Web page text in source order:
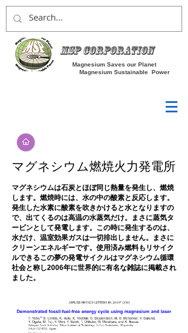
MSP Corporation
Magnesium Saves our Planet
Magnesium Sustainable Power
マグネシウム燃焼火力発電所
マグネシウムは石炭とほぼ同じ熱量を発生し、燃焼
します。燃焼時には、水の中の酸素と反応します。
発生した水素に酸素を吹きかけると水となりますの
で、出てくるのは高温の水蒸気だけ。まさに蒸気タ
ービンとして発電します。この時に発生するのは、
水だけ、温室効果ガスは一切排出しません。まさに
クリーンエネルギーです。使用済み燃料もリサイク
ルできるこの夢の発電サイクルはマグネシウム循環
社会と称し2006年に世界的に有名な雑誌に掲載され
ました。